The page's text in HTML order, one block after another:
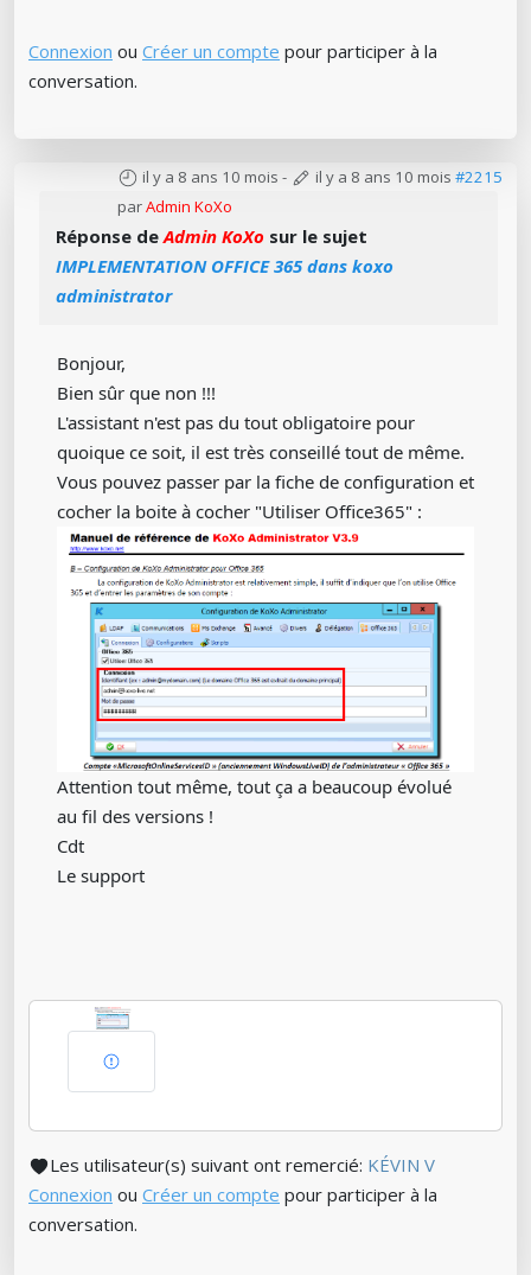
Connexion ou Créer un compte pour participer à la
conversation.
il y a 8 ans 10 mois - il y a 8 ans 10 mois #2215
parAdmin KoXo
Réponse deAdmin KoXo sur le sujet
IMPLEMENTATION OFFICE 365 dans koxo
administrator
Bonjour,
Bien sûr que non !!!
L'assistant n'est pas du tout obligatoire pour
quoique ce soit, il est très conseillé tout de même.
Vous pouvez passer par la fiche de configuration et
cocher la boite à cocher "Utiliser Office365" :
Attention tout même, tout ça a beaucoup évolué
au fil des versions !
Cdt
Le support
Les utilisateur(s) suivant ont remercié: KÉVIN V
Connexion ou Créer un compte pour participer à la
conversation.